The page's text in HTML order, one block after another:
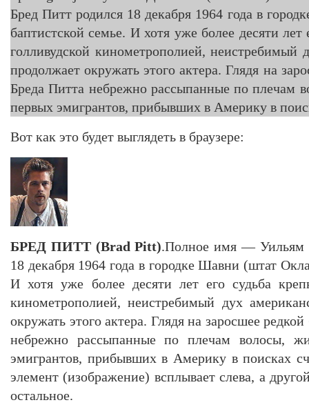
Бред Питт родился 18 декабря 1964 года в
баптистской семье. И хотя уже более десяти лет
голливудской кинометрополией, неистребимый
продолжает окружать этого актера. Глядя на
Бреда Питта небрежно рассыпанные по плечам
первых эмигрантов, прибывших в Америку в
Вот как это будет выглядеть в браузере:
БРEД ПИТТ (BradPitt).Полное имя — Уильям
18 декабря 1964 года в городке Шавни (штат
И хотя уже более десяти лет его судьба
кинометрополией, неистребимый дух
окружать этого актера. Глядя на заросшее
небрежно рассыпанные по плечам волосы,
эмигрантов, прибывших в Америку в поисках
элемент (изображение) всплывает слева, а
остальное.